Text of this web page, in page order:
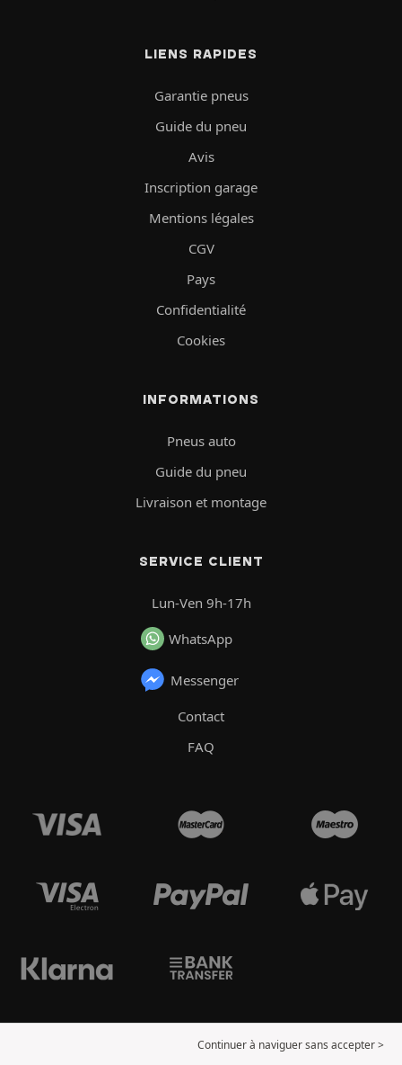
LIENS RAPIDES
Garantie pneus
Guide du pneu
Avis
Inscription garage
Mentions légales
CGV
Pays
Confidentialité
Cookies
INFORMATIONS
Pneus auto
Guide du pneu
Livraison et montage
SERVICE CLIENT
Lun-Ven 9h-17h
WhatsApp
Messenger
Contact
FAQ
Continuer à naviguer sans accepter >